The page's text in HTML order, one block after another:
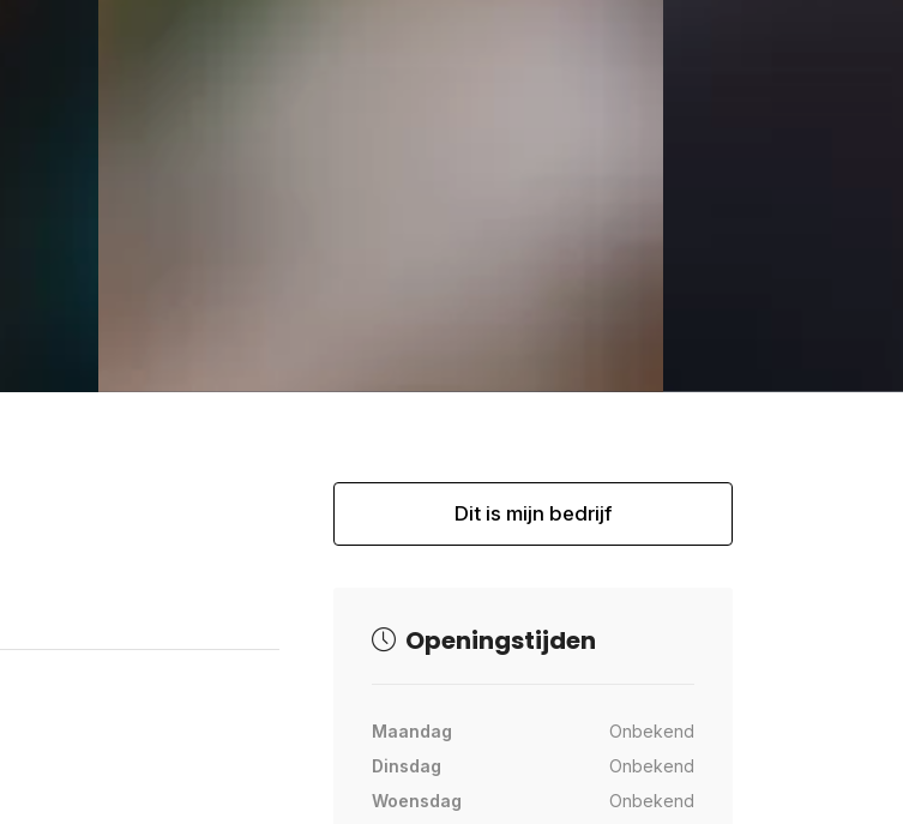
Dit is mijn bedrijf
Openingstijden
Maandag
Onbekend
Dinsdag
Onbekend
Woensdag
Onbekend